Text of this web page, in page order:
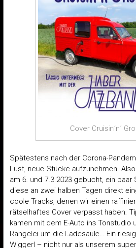
Cover Cruisin´n´
Spätestens nach der Corona-
Lust, neue Stücke aufzunehmen.
am 6. und 7.3.2023 gebucht, ein
diese an zwei halben Tagen direkt
coole Tracks, denen wir einen
rätselhaftes Cover verpasst haben.
kamen mit dem E-Auto ins Tonstudio
Rangelei um die Ladesäule… Ein
Wiggerl – nicht nur als unserem